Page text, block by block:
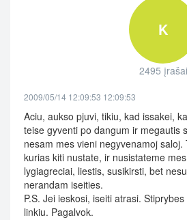
K
2495 įrašai
2009/05/14 12:09:53 12:09:53
Aciu, aukso pjuvi, tikiu, kad issakei,
teise gyventi po dangum ir megautis
nesam mes vieni negyvenamoj
kurias kiti nustate, ir nusistateme
lygiagreciai, liestis, susikirsti, bet
nerandam iseities.
P.S. Jei ieskosi, iseiti atrasi.
linkiu. Pagalvok.